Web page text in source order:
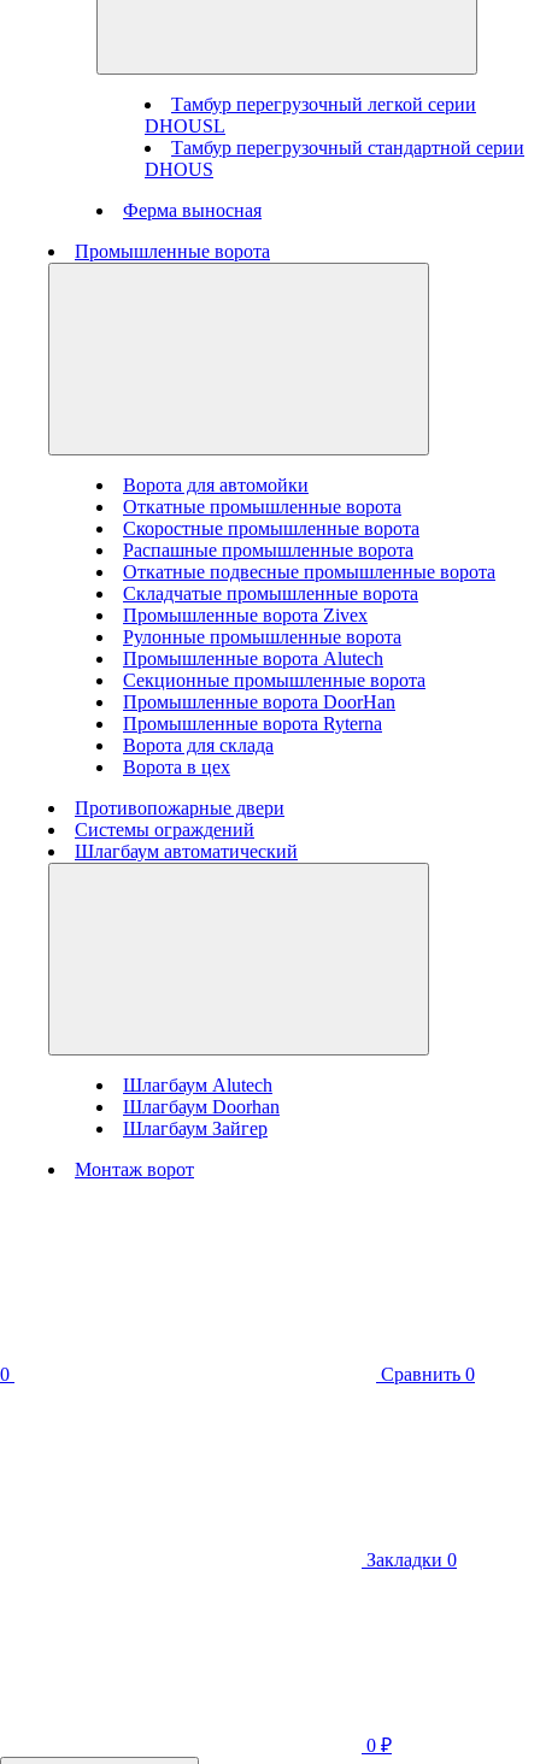
Тамбур перегрузочный легкой серии
DHOUSL
Тамбур перегрузочный стандартной серии
DHOUS
Ферма выносная
Промышленные ворота
Ворота для автомойки
Откатные промышленные ворота
Скоростные промышленные ворота
Распашные промышленные ворота
Откатные подвесные промышленные ворота
Складчатые промышленные ворота
Промышленные ворота Zivex
Рулонные промышленные ворота
Промышленные ворота Alutech
Секционные промышленные ворота
Промышленные ворота DoorHan
Промышленные ворота Ryterna
Ворота для склада
Ворота в цех
Противопожарные двери
Системы ограждений
Шлагбаум автоматический
Шлагбаум Alutech
Шлагбаум Doorhan
Шлагбаум Зайгер
Монтаж ворот
0 Сравнить 0
Закладки 0
0 ₽